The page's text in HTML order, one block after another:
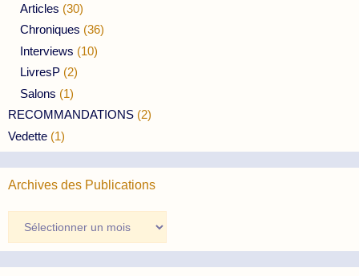
Articles (30)
Chroniques (36)
Interviews (10)
LivresP (2)
Salons (1)
RECOMMANDATIONS (2)
Vedette (1)
Archives des Publications
des
Publications